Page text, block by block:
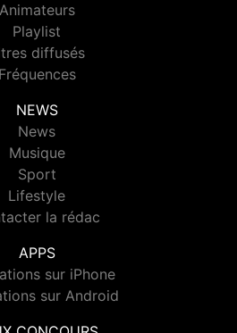
Animateurs
Playlist
diffusés
Fréquences
NEWS
News
Musique
Sport
Lifestyle
la rédac
APPS
sur iPhone
sur Android